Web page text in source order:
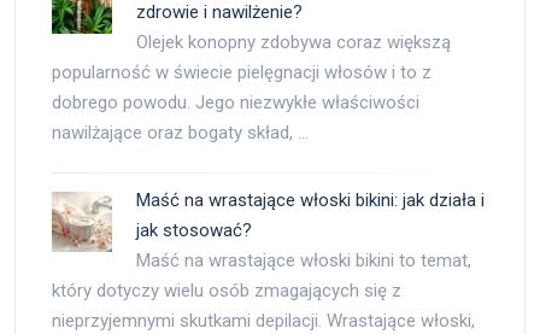
zdrowie i nawilżenie?
Olejek konopny zdobywa coraz większą
popularność w świecie pielęgnacji włosów i to z
dobrego powodu. Jego niezwykłe właściwości
nawilżające oraz bogaty skład, …
Maść na wrastające włoski bikini: jak działa i
jak stosować?
Maść na wrastające włoski bikini to temat,
który dotyczy wielu osób zmagających się z
nieprzyjemnymi skutkami depilacji. Wrastające włoski,